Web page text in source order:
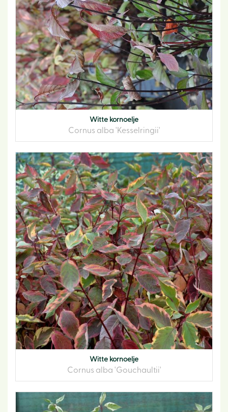
Witte kornoelje
Cornus alba 'Kesselringii'
Witte kornoelje
Cornus alba 'Gouchaultii'